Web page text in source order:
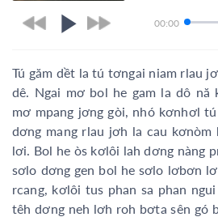
00:00
Tú găm dềt la tú tơngai niam rlau
dê. Ngai mơ bol he gam la dô nă
mơ mpang jơng gòi, nhó kơnhơl
dơng mang rlau jơh la cau
lơi. Bol he òs kơlôi lah dơng nàng
sơlo dơng gen bol he sơlo lơbơn
rcang, kơlôi tus phan sa phan
têh dơng neh lơh roh bơta sên gó